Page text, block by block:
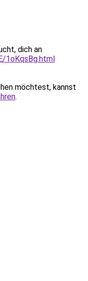
dich an
1oKqsBg.html
möchtest, kannst
.